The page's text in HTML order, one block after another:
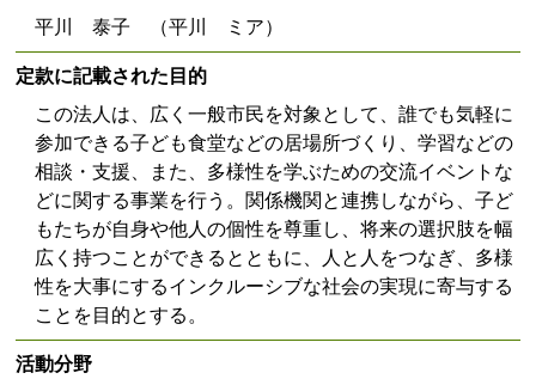
平川 泰子 （平川 ミア）
定款に記載された目的
この法人は、広く一般市民を対象として、誰でも気軽に
参加できる子ども食堂などの居場所づくり、学習などの
相談・支援、また、多様性を学ぶための交流イベントな
どに関する事業を行う。関係機関と連携しながら、子ど
もたちが自身や他人の個性を尊重し、将来の選択肢を幅
広く持つことができるとともに、人と人をつなぎ、多様
性を大事にするインクルーシブな社会の実現に寄与する
ことを目的とする。
活動分野